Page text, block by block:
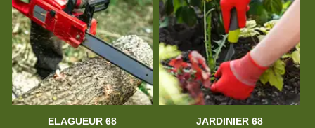
ELAGUEUR 68 JARDINIER 68